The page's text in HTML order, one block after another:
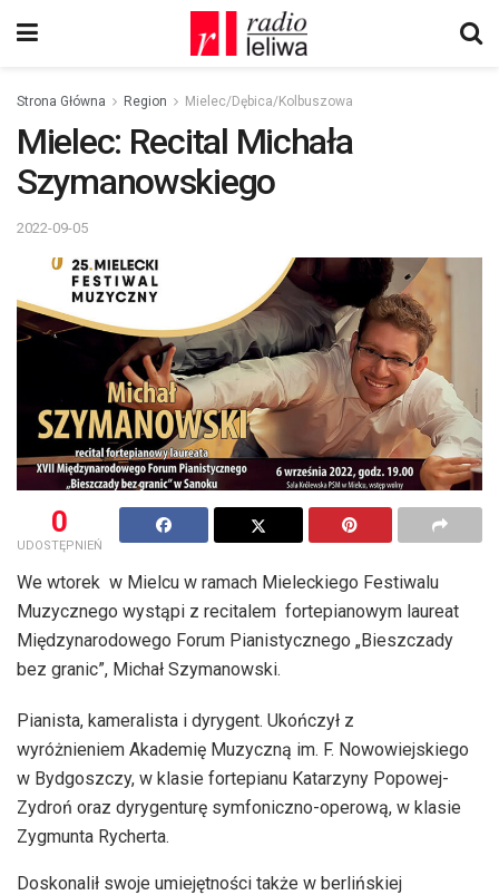
Strona Główna Region Mielec/Dębica/Kolbuszowa
Mielec: Recital Michała
Szymanowskiego
2022-09-05
0
UDOSTĘPNIEŃ
We wtorek w Mielcu w ramach Mieleckiego Festiwalu
Muzycznego wystąpi z recitalem fortepianowym laureat
Międzynarodowego Forum Pianistycznego „Bieszczady
bez granic”, Michał Szymanowski.
Pianista, kameralista i dyrygent. Ukończył z
wyróżnieniem Akademię Muzyczną im. F. Nowowiejskiego
w Bydgoszczy, w klasie fortepianu Katarzyny Popowej-
Zydroń oraz dyrygenturę symfoniczno-operową, w klasie
Zygmunta Rycherta.
Doskonalił swoje umiejętności także w berlińskiej